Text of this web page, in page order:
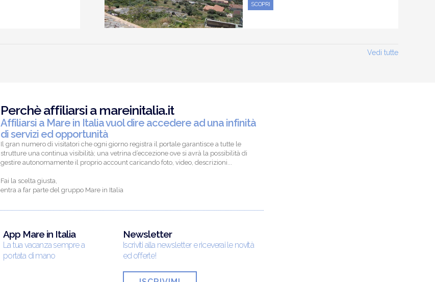
SCOPRI
Vedi tutte
Perchè affiliarsi a mareinitalia.it
Affiliarsi a Mare in Italia vuol dire accedere ad una infinità
di servizi ed opportunità
Il gran numero di visitatori che ogni giorno registra il portale garantisce a tutte le
strutture una continua visibilità; una vetrina d’eccezione ove si avrà la possibilità di
gestire autonomamente il proprio account caricando foto, video, descrizioni...
Fai la scelta giusta,
entra a far parte del gruppo Mare in Italia
App Mare in Italia
La tua vacanza sempre a
portata di mano
Newsletter
Iscriviti alla newsletter e riceverai le novità
ed offerte!